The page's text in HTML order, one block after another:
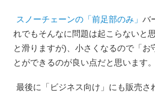
スノーチェーンの「前足部のみ」 バ
れでもそんなに問題は起こらないと
と滑りますが)、小さくなるので「お
とができるのが良い点だと思います。
最後に「ビジネス向け」にも販売さ